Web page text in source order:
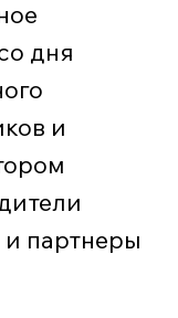
дня
и
и партнеры